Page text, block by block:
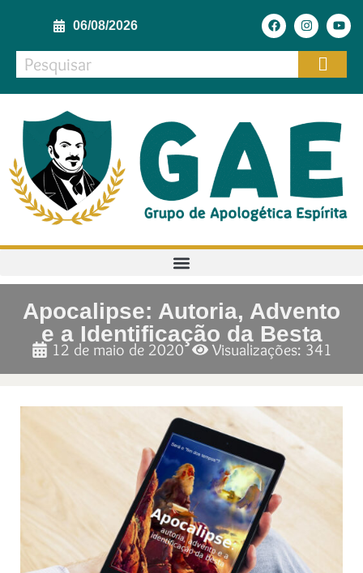
06/08/2026
Apocalipse: Autoria, Advento
e a Identificação da Besta
12 de maio de 2020 Visualizações: 341